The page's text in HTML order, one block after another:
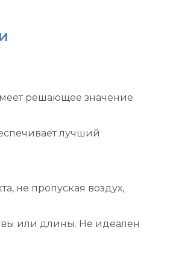
решающее значение
лучший
не пропуская воздух,
или длины. Не идеален